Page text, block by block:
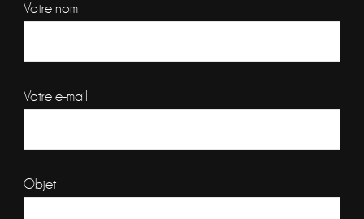
Votre nom
Votre e-mail
Objet